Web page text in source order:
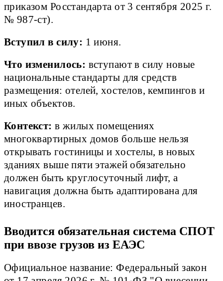
приказом Росстандарта от 3 сентября 2025 г.
№ 987-ст).
Вступил в силу: 1 июня.
Что изменилось: вступают в силу новые
национальные стандарты для средств
размещения: отелей, хостелов, кемпингов и
иных объектов.
Контекст: в жилых помещениях
многоквартирных домов больше нельзя
открывать гостиницы и хостелы, в новых
зданиях выше пяти этажей обязательно
должен быть круглосуточный лифт, а
навигация должна быть адаптирована для
иностранцев.
Вводится обязательная система СПОТ
при ввозе грузов из ЕАЭС
Официальное название: Федеральный закон